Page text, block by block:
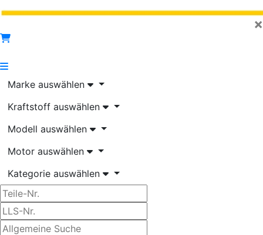
×
Marke auswählen
Kraftstoff auswählen
Modell auswählen
Motor auswählen
Kategorie auswählen